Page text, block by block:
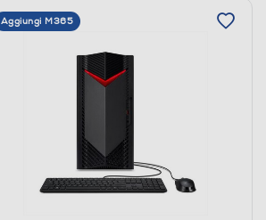
Aggiungi M365